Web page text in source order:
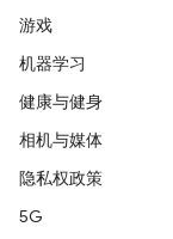
游戏
机器学习
健康与健身
相机与媒体
隐私权政策
5G